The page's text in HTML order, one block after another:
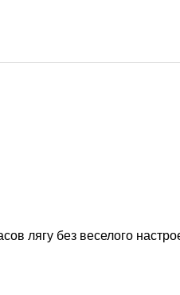
лягу без веселого